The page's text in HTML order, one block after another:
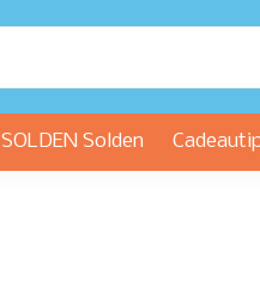
Solden